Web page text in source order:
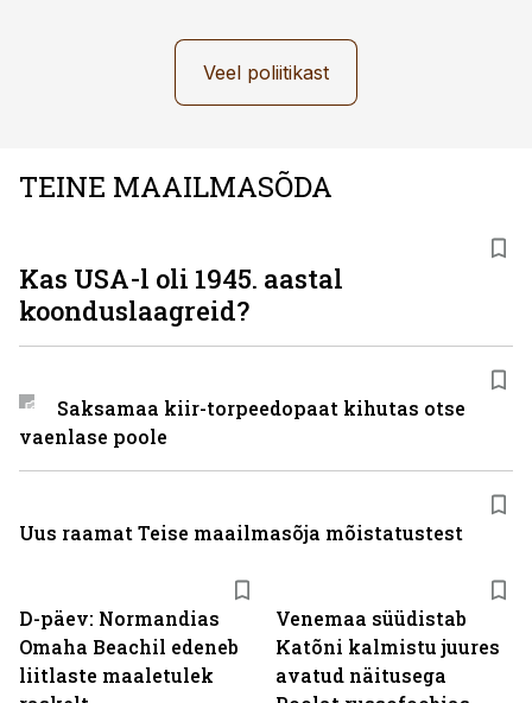
Veel poliitikast
TEINE MAAILMASÕDA
D-päev: Normandias
Omaha Beachil edeneb
liitlaste maaletulek
Venemaa süüdistab
Katõni kalmistu juures
avatud näitusega
Kas USA-l oli 1945. aastal
koonduslaagreid?
Saksamaa kiir-torpeedo­paat kihutas otse
vaenlase poole
Uus raamat Teise maailmasõja mõistatustest